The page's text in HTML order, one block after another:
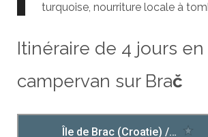
turquoise, nourriture locale à
Itinéraire de 4 jours en
campervan sur Brač